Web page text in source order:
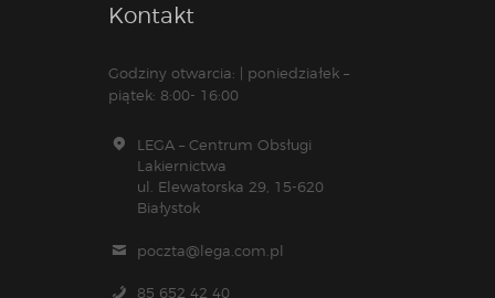
Kontakt
Godziny otwarcia: | poniedziałek –
piątek: 8:00- 16:00
LEGA – Centrum Obsługi
Lakiernictwa
ul. Elewatorska 29, 15-620
Białystok
poczta@lega.com.pl
85 652 42 40